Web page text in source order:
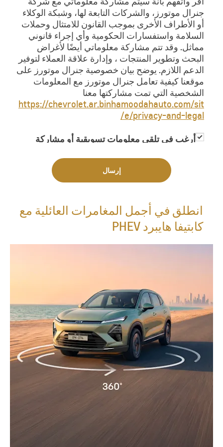
جنرال موتورز، والشركات التابعة لها، وشبكة الوكلاء
أو الأطراف الأخرى بموجب القانون للامتثال وحملات
السلامة واستفسارات الحكومية وأي إجراء قانوني
مماثل. وقد تتم مشاركة معلوماتي أيضًا لأغراض
البحث وتطوير المنتجات ، وإدارة علاقة العملاء لتوفير
الدعم اللازم. يوضح بيان خصوصية جنرال موتورز على
موقعنا كيفية تعامل جنرال موتورز مع المعلومات
الشخصية التي تمت مشاركتها معنا
https://chevrolet.ar.binhamoodahauto.com/sit
e/privacy-and-legal/
أرغب في تلقي معلومات تسويقية أو مشاركة
بمعلومات تسويقية
إرسال
انطلق في أجمل المغامرات العائلية مع
كابتيفا هايبرد PHEV